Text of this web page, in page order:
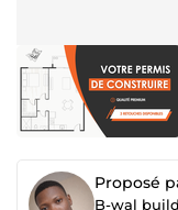
Proposé
B-wal